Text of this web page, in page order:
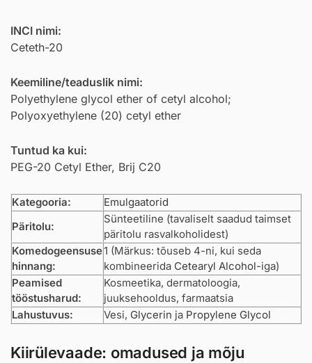
INCI nimi:
Ceteth-20
Keemiline/teaduslik nimi:
Polyethylene glycol ether of cetyl alcohol;
Polyoxyethylene (20) cetyl ether
Tuntud ka kui:
PEG-20 Cetyl Ether, Brij C20
Kategooria:
Emulgaatorid
Päritolu:
Sünteetiline (tavaliselt saadud taimset
päritolu rasvalkoholidest)
Komedogeensuse
hinnang:
1 (Märkus: tõuseb 4-ni, kui seda
kombineerida Cetearyl Alcohol-iga)
Peamised
tööstusharud:
Kosmeetika, dermatoloogia,
juuksehooldus, farmaatsia
Lahustuvus:
Vesi, Glycerin ja Propylene Glycol
Kiirülevaade: omadused ja mõju